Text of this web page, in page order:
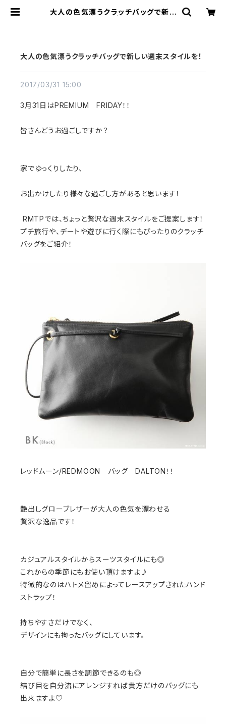
大人の色気漂うクラッチバッグで新し
大人の色気漂うクラッチバッグで新しい週末スタイルを！
2017/03/31 15:00
3月31日はPREMIUM FRIDAY！！
皆さんどうお過ごしですか？
家でゆっくりしたり、
お出かけしたり様々な過ごし方があると思います！
RMTPでは、ちょっと贅沢な週末スタイルをご提案します！
プチ旅行や、デートや遊びに行く際にもぴったりのクラッチ
バッグをご紹介！
レッドムーン/REDMOON バッグ DALTON！！
艶出しグローブレザーが大人の色気を漂わせる
贅沢な逸品です！
カジュアルスタイルからスーツスタイルにも◎
これからの季節にもお使い頂けますよ♪
特徴的なのはハトメ留めによってレースアップされたハンド
ストラップ！
持ちやすさだけでなく、
デザインにも拘ったバッグにしています。
自分で簡単に長さを調節できるのも◎
結び目を自分流にアレンジすれば貴方だけのバッグにも
出来ますよ♡